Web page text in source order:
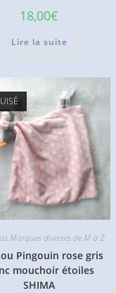
18,00€
Lire la suite
Marques diverses de M à Z
Pingouin rose gris
mouchoir étoiles
SHIMA